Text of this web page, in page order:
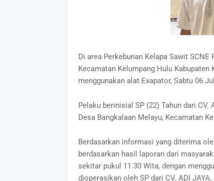
Di area Perkebunan Kelapa Sawit SCNE
Kecamatan Kelumpang Hulu
menggunakan alat Exapator, Sabtu 06
Pelaku berinisial SP (22) Tahun dari CV.
Desa Bangkalaan Melayu, Kecamatan
Berdasarkan informasi yang diterima
berdasarkan hasil laporan dari
sekitar pukul 11.30 Wita, dengan
dioperasikan oleh SP dari CV. ADI